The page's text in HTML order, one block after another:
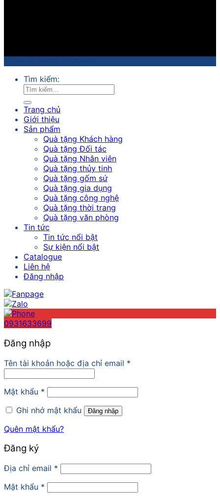
Tìm kiếm:
Trang chủ
Giới thiệu
Sản phẩm
Quà tặng Khách hàng
Quà tặng Đối tác
Quà tặng Nhân viên
Quà tặng thủy tinh
Quà tặng gốm sứ
Quà tặng gia dụng
Quà tặng công nghệ
Quà tặng thời trang
Quà tặng văn phòng
Tin tức
Tin tức nổi bật
Sự kiện nổi bật
Catalogue
Liên hệ
Đăng nhập
0931633699
Đăng nhập
Tên tài khoản hoặc địa chỉ email *
Mật khẩu *
Ghi nhớ mật khẩu
Đăng nhập
Quên mật khẩu?
Đăng ký
Địa chỉ email *
Mật khẩu *